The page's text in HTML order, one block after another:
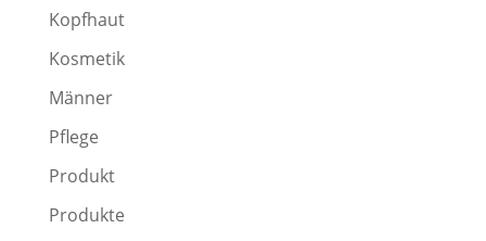
Kopfhaut
Kosmetik
Männer
Pflege
Produkt
Produkte